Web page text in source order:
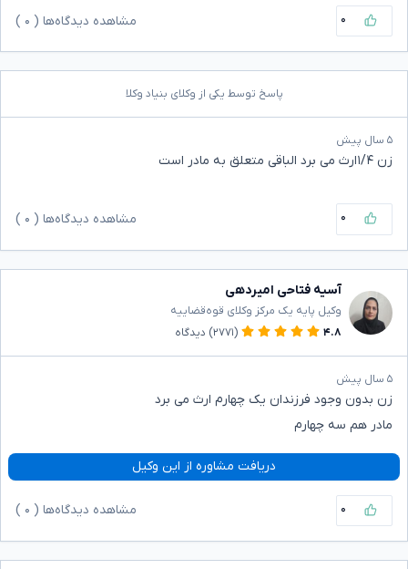
۰ مشاهده دیدگاه‌ها ( ۰
پاسخ توسط یکی از وکلای بنیاد وکلا
۵ سال پیش
زن ۱/۴ارث می برد الباقی متعلق به مادر است
۰ مشاهده دیدگاه‌ها ( ۰
آسیه فتاحی امیردهی
وکیل پایه یک مرکز وکلای قوه‌قضاییه
۴.۸
(۲۷۷۱) دیدگاه
۵ سال پیش
زن بدون وجود فرزندان یک چهارم ارث می برد
مادر هم سه چهارم
دریافت مشاوره از این وکیل
۰ مشاهده دیدگاه‌ها ( ۰